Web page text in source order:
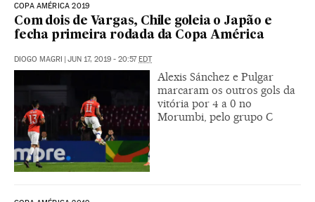
COPA AMÉRICA 2019
Com dois de Vargas, Chile goleia o Japão e
fecha primeira rodada da Copa América
DIOGO MAGRI | JUN 17, 2019 - 20:57EDT
Alexis Sánchez e Pulgar
marcaram os outros gols da
vitória por 4 a 0 no
Morumbi, pelo grupo C